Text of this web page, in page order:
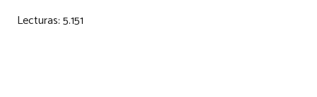
Lecturas:5.151